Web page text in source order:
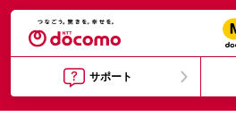
サポート